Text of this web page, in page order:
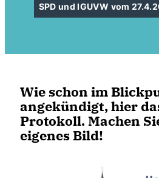
SPD und IGUVW vom
Wie schon im
angekündigt, hier
Protokoll. Machen
eigenes Bild!